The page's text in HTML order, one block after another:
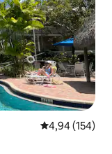
4,94 de uma
4,94 (154)